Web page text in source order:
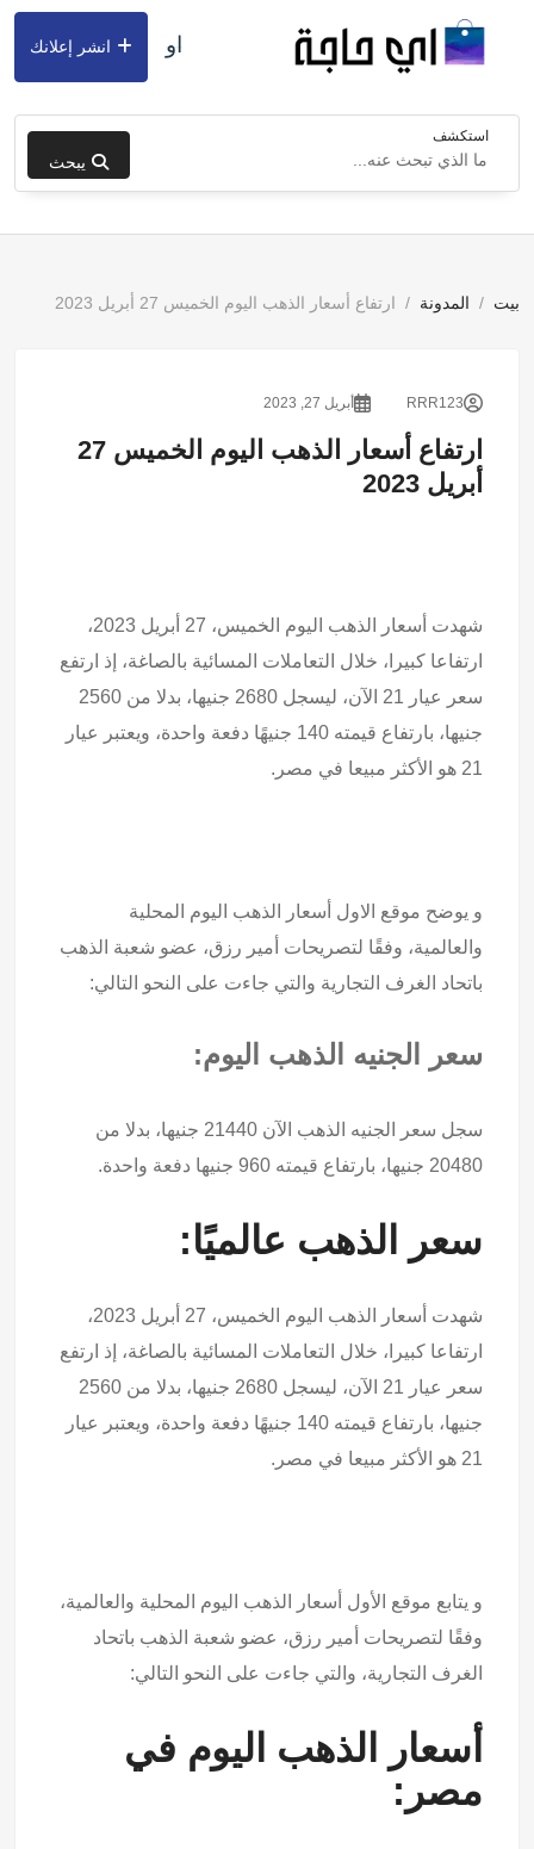
استكشف
يبحث
او انشر إعلانك
بيت المدونة ارتفاع أسعار الذهب اليوم الخميس 27 أبريل 2023
RRR123 أبريل 27, 2023
ارتفاع أسعار الذهب اليوم الخميس 27
أبريل 2023
شهدت أسعار الذهب اليوم الخميس، 27 أبريل 2023،
ارتفاعا كبيرا، خلال التعاملات المسائية بالصاغة، إذ ارتفع
سعر عيار 21 الآن، ليسجل 2680 جنيها، بدلا من 2560
جنيها، بارتفاع قيمته 140 جنيهًا دفعة واحدة، ويعتبر عيار
21 هو الأكثر مبيعا في مصر.
و يوضح موقع الاول أسعار الذهب اليوم المحلية
والعالمية، وفقًا لتصريحات أمير رزق، عضو شعبة الذهب
باتحاد الغرف التجارية والتي جاءت على النحو التالي:
سعر الجنيه الذهب اليوم:
سجل سعر الجنيه الذهب الآن 21440 جنيها، بدلا من
20480 جنيها، بارتفاع قيمته 960 جنيها دفعة واحدة.
سعر الذهب عالميًا:
شهدت أسعار الذهب اليوم الخميس، 27 أبريل 2023،
ارتفاعا كبيرا، خلال التعاملات المسائية بالصاغة، إذ ارتفع
سعر عيار 21 الآن، ليسجل 2680 جنيها، بدلا من 2560
جنيها، بارتفاع قيمته 140 جنيهًا دفعة واحدة، ويعتبر عيار
21 هو الأكثر مبيعا في مصر.
و يتابع موقع الأول أسعار الذهب اليوم المحلية والعالمية،
وفقًا لتصريحات أمير رزق، عضو شعبة الذهب باتحاد
الغرف التجارية، والتي جاءت على النحو التالي:
أسعار الذهب اليوم في
مصر: